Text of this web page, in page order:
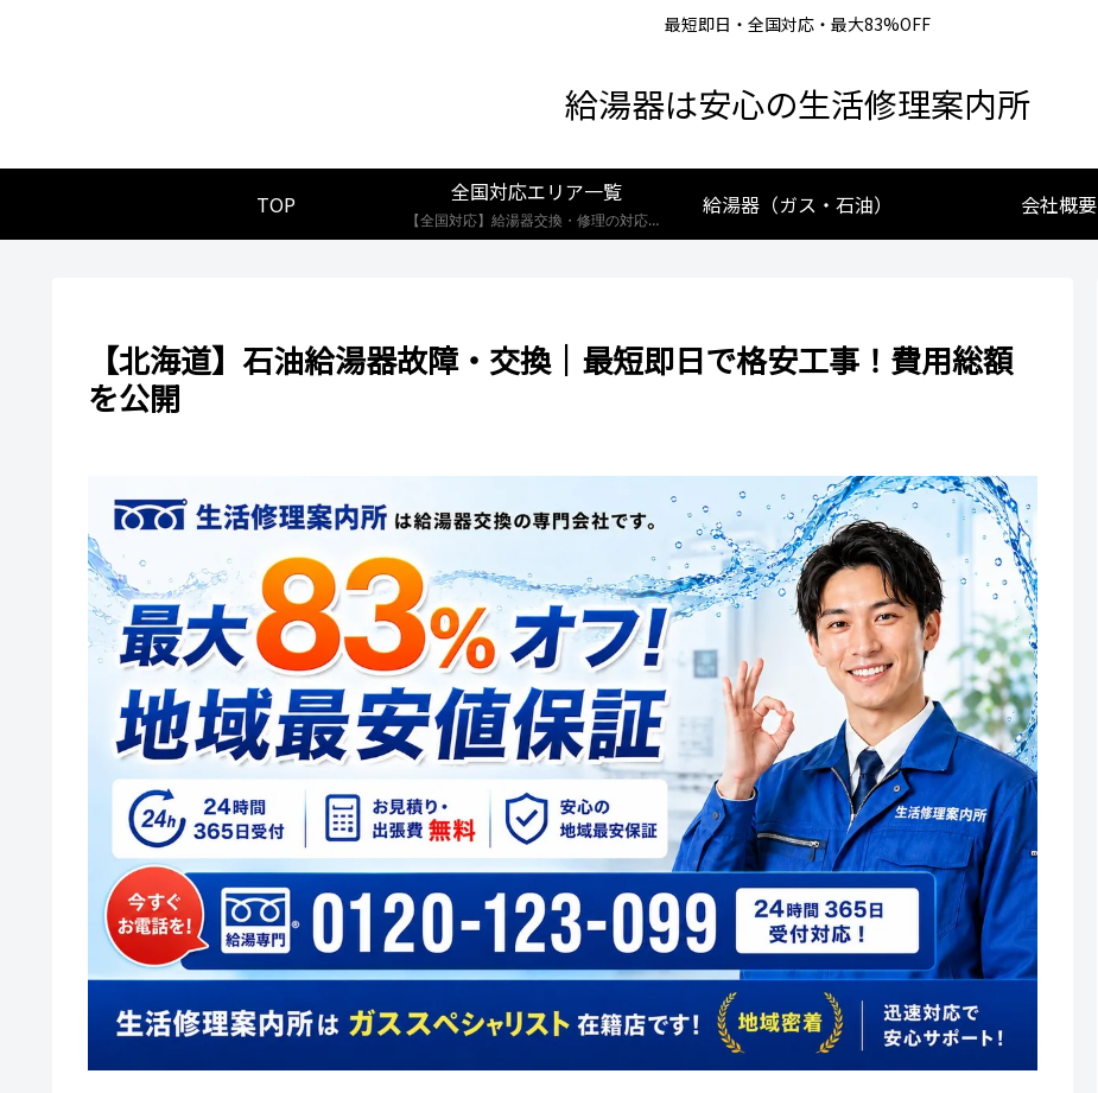
最短即日・全国対応・最大83%OFF
給湯器は安心の生活修理案内所
TOP 全国対応エリア一覧
【全国対応】給湯器交換・修理の対応エリア一覧。北海道から沖縄まで、創業25年の実績あるプロが最短即日で駆けつけます。リンナイ・ノーリツ・パロマなど全メーカー対応。お住まいの地域の施工事例や費用相場をご確認いただけます。
給湯器（ガス・石油） 会社概要
【北海道】石油給湯器故障・交換｜最短即日で格安工事！費用総額
を公開